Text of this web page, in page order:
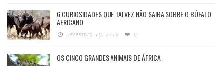
6 CURIOSIDADES QUE TALVEZ NÃO SAIBA SOBRE O BÚFALO
AFRICANO
Dezembro 10, 2018 0
OS CINCO GRANDES ANIMAIS DE ÁFRICA